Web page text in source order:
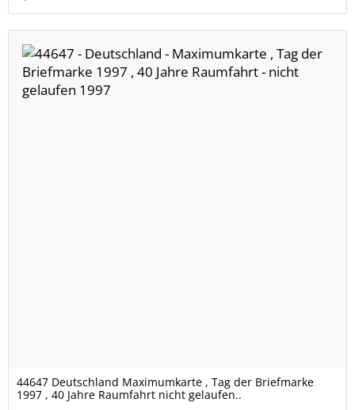
44647 Deutschland Maximumkarte , Tag der Briefmarke
1997 , 40 Jahre Raumfahrt nicht gelaufen..